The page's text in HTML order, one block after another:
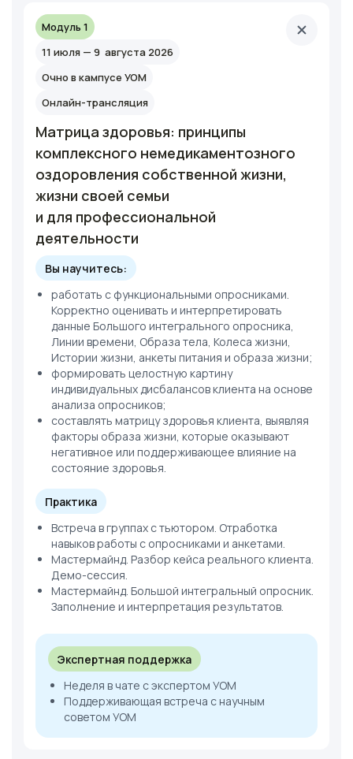
Модуль 1
11 июля — 9 августа 2026
Очно в кампусе УОМ
Онлайн-трансляция
Матрица здоровья: принципы
комплексного немедикаментозного
оздоровления собственной жизни,
жизни своей семьи
и для профессиональной
деятельности
Вы научитесь:
работать с функциональными опросниками.
Корректно оценивать и интерпретировать
данные Большого интегрального опросника,
Линии времени, Образа тела, Колеса жизни,
Истории жизни, анкеты питания и образа жизни;
формировать целостную картину
индивидуальных дисбалансов клиента на основе
анализа опросников;
составлять матрицу здоровья клиента, выявляя
факторы образа жизни, которые оказывают
негативное или поддерживающее влияние на
состояние здоровья.
Практика
Встреча в группах с тьютором. Отработка
навыков работы с опросниками и анкетами.
Мастермайнд. Разбор кейса реального клиента.
Демо-сессия.
Мастермайнд. Большой интегральный опросник.
Заполнение и интерпретация результатов.
Экспертная поддержка
Неделя в чате с экспертом УОМ
Поддерживающая встреча с научным
советом УОМ